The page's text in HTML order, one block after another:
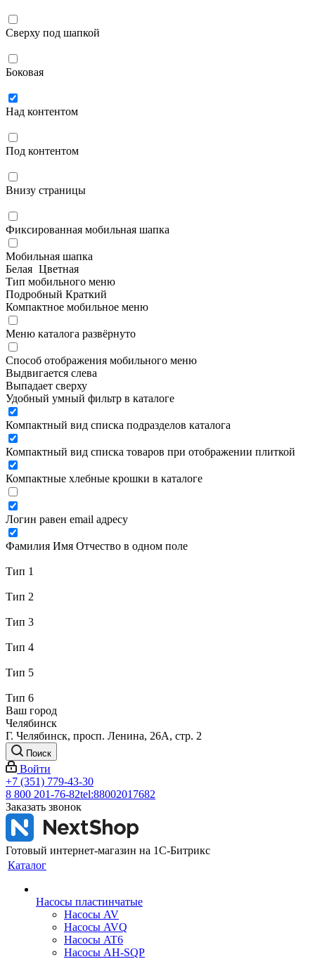
Сверху под шапкой
Боковая
Над контентом
Под контентом
Внизу страницы
Фиксированная мобильная шапка
Мобильная шапка
Белая Цветная
Тип мобильного меню
Подробный Краткий
Компактное мобильное меню
Меню каталога развёрнуто
Способ отображения мобильного меню
Выдвигается слева
Выпадает сверху
Удобный умный фильтр в каталоге
Компактный вид списка подразделов каталога
Компактный вид списка товаров при отображении плиткой
Компактные хлебные крошки в каталоге
Логин равен email адресу
Фамилия Имя Отчество в одном поле
Тип 1
Тип 2
Тип 3
Тип 4
Тип 5
Тип 6
Ваш город
Челябинск
Г. Челябинск, просп. Ленина, 26А, стр. 2
Поиск
Войти
+7 (351) 779-43-30
8 800 201-76-82tel:88002017682
Заказать звонок
Готовый интернет-магазин на 1С-Битрикс
Каталог
Насосы пластинчатые
Насосы AV
Насосы AVQ
Насосы AT6
Насосы AH-SQP